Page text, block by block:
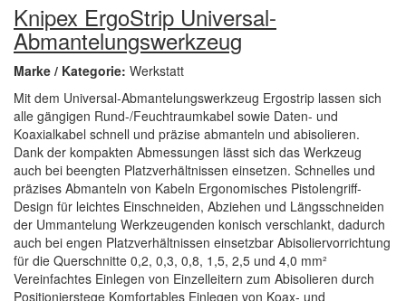
Knipex ErgoStrip Universal-
Abmantelungswerkzeug
Marke / Kategorie: Werkstatt
Mit dem Universal-Abmantelungswerkzeug Ergostrip lassen sich
alle gängigen Rund-/Feuchtraumkabel sowie Daten- und
Koaxialkabel schnell und präzise abmanteln und abisolieren.
Dank der kompakten Abmessungen lässt sich das Werkzeug
auch bei beengten Platzverhältnissen einsetzen. Schnelles und
präzises Abmanteln von Kabeln Ergonomisches Pistolengriff-
Design für leichtes Einschneiden, Abziehen und Längsschneiden
der Ummantelung Werkzeugenden konisch verschlankt, dadurch
auch bei engen Platzverhältnissen einsetzbar Abisoliervorrichtung
für die Querschnitte 0,2, 0,3, 0,8, 1,5, 2,5 und 4,0 mm²
Vereinfachtes Einlegen von Einzelleitern zum Abisolieren durch
Positionierstege Komfortables Einlegen von Koax- und